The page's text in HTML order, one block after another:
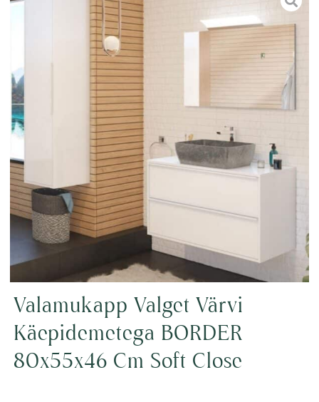
Valamukapp Valget Värvi
Käepidemetega BORDER
80x55x46 Cm Soft Close